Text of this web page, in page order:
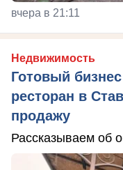
вчера в 21:11
Недвижимость
Готовый
ресторан в
продажу
Рассказываем об